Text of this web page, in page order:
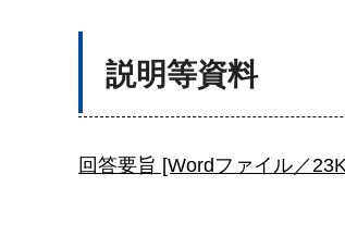
説明等資料
回答要旨 [Wordファイル／